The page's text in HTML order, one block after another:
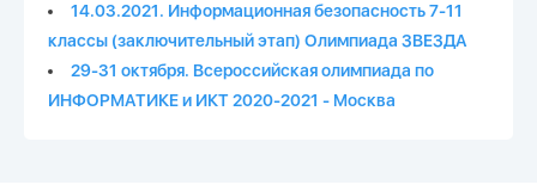
14.03.2021. Информационная безопасность 7-11
классы (заключительный этап) Олимпиада ЗВЕЗДА
29-31 октября. Всероссийская олимпиада по
ИНФОРМАТИКЕ и ИКТ 2020-2021 - Москва